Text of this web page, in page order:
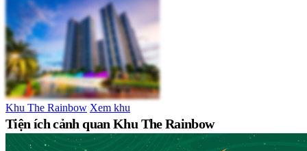
Khu The Rainbow Xem khu
Tiện ích cảnh quan Khu The Rainbow